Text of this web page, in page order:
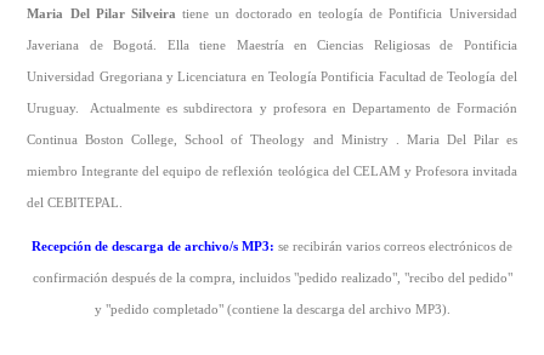
Maria Del Pilar Silveira tiene un doctorado en teología de Pontificia Universidad
Javeriana de Bogotá. Ella tiene Maestría en Ciencias Religiosas de Pontificia
Universidad Gregoriana y Licenciatura en Teología Pontificia Facultad de Teología del
Uruguay. Actualmente es subdirectora y profesora en Departamento de Formación
Continua Boston College, School of Theology and Ministry . Maria Del Pilar es
miembro Integrante del equipo de reflexión teológica del CELAM y Profesora invitada
del CEBITEPAL.
Recepción de descarga de archivo/s MP3: se recibirán varios correos electrónicos de
confirmación después de la compra, incluidos "pedido realizado", "recibo del pedido"
y "pedido completado" (contiene la descarga del archivo MP3).